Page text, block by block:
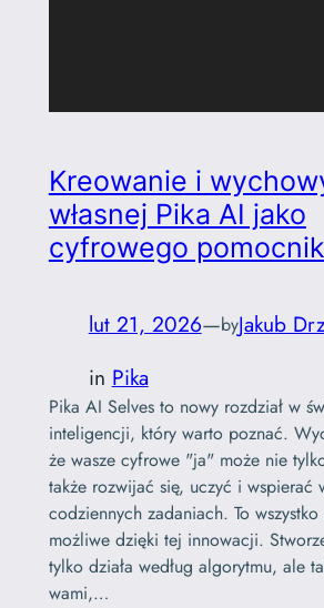
Kreowanie i
własnej Pika AI jako
cyfrowego
lut 21, 2026—byJakub
in Pika
Pika AI Selves to nowy rozdział w
inteligencji, który warto poznać.
że wasze cyfrowe "ja" może nie
także rozwijać się, uczyć i wspierać
codziennych zadaniach. To wszystko
możliwe dzięki tej innowacji.
tylko działa według algorytmu, ale
wami,…